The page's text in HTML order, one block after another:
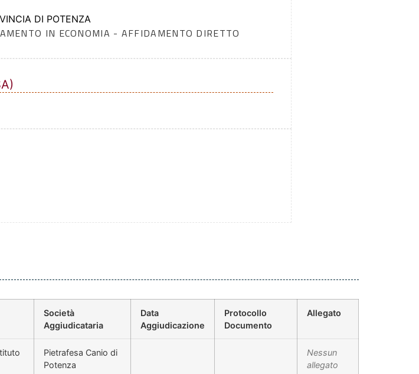
DI POTENZA
IN ECONOMIA - AFFIDAMENTO DIRETTO
Società
Aggiudicataria
Data
Aggiudicazione
Protocollo
Documento
Allegato
Pietrafesa Canio di
Potenza
Nessun
allegato